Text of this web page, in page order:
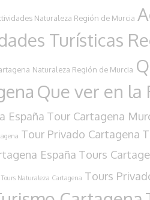
Naturaleza Región de Murcia
Turísticas
Naturaleza Región de Murcia
Que ver en la
España Tour Cartagena
Tour Privado Cartagena
España Tours
Tours Naturaleza Cartagena Tours